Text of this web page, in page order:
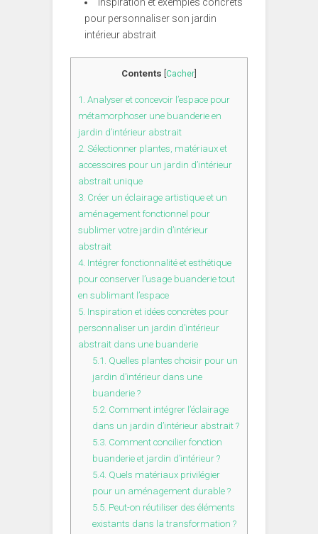
pour personnaliser son jardin
intérieur abstrait
Contents Cacher
1. Analyser et concevoir l’espace pour
métamorphoser une buanderie en
jardin d’intérieur abstrait
2. Sélectionner plantes, matériaux et
accessoires pour un jardin d’intérieur
abstrait unique
3. Créer un éclairage artistique et un
aménagement fonctionnel pour
sublimer votre jardin d’intérieur
abstrait
4. Intégrer fonctionnalité et esthétique
pour conserver l’usage buanderie tout
en sublimant l’espace
5. Inspiration et idées concrètes pour
personnaliser un jardin d’intérieur
abstrait dans une buanderie
5.1. Quelles plantes choisir pour un
jardin d’intérieur dans une
buanderie ?
5.2. Comment intégrer l’éclairage
dans un jardin d’intérieur abstrait ?
5.3. Comment concilier fonction
buanderie et jardin d’intérieur ?
5.4. Quels matériaux privilégier
pour un aménagement durable ?
5.5. Peut-on réutiliser des éléments
existants dans la transformation ?